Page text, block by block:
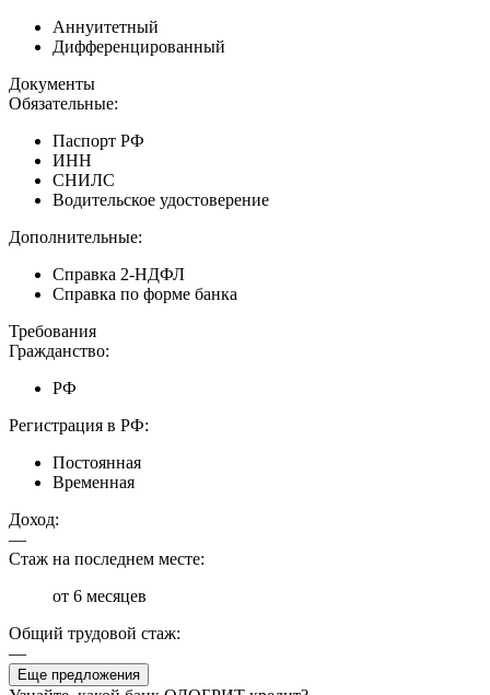
Аннуитетный
Дифференцированный
Документы
Обязательные:
Паспорт РФ
ИНН
СНИЛС
Водительское удостоверение
Дополнительные:
Справка 2-НДФЛ
Справка по форме банка
Требования
Гражданство:
РФ
Регистрация в РФ:
Постоянная
Временная
Доход:
—
Стаж на последнем месте:
от 6 месяцев
Общий трудовой стаж:
—
Еще предложения